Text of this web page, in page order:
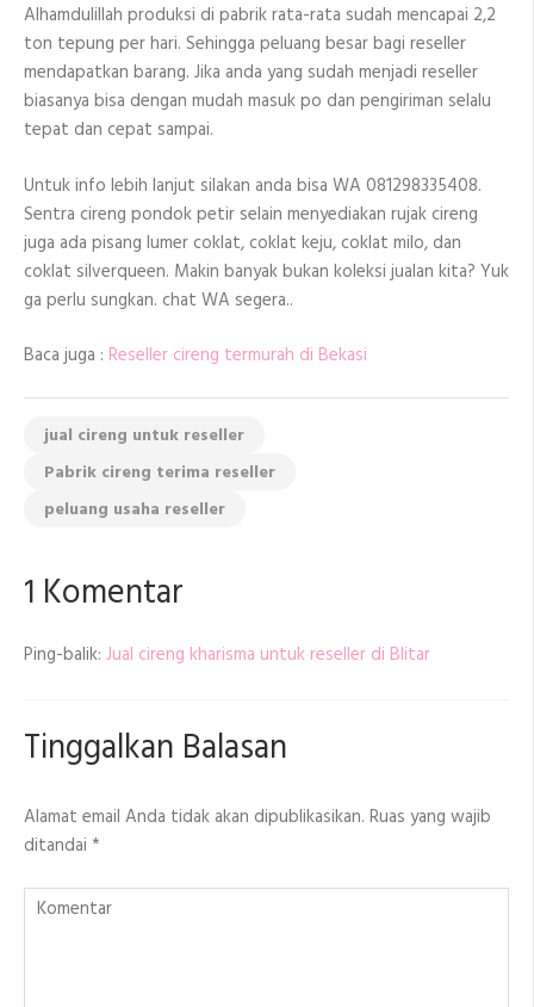
Alhamdulillah produksi di pabrik rata-rata sudah mencapai 2,2
ton tepung per hari. Sehingga peluang besar bagi reseller
mendapatkan barang. Jika anda yang sudah menjadi reseller
biasanya bisa dengan mudah masuk po dan pengiriman selalu
tepat dan cepat sampai.
Untuk info lebih lanjut silakan anda bisa WA 081298335408.
Sentra cireng pondok petir selain menyediakan rujak cireng
juga ada pisang lumer coklat, coklat keju, coklat milo, dan
coklat silverqueen. Makin banyak bukan koleksi jualan kita? Yuk
ga perlu sungkan. chat WA segera..
Baca juga : Reseller cireng termurah di Bekasi
jual cireng untuk reseller
Pabrik cireng terima reseller
peluang usaha reseller
1 Komentar
Ping-balik: Jual cireng kharisma untuk reseller di Blitar
Tinggalkan Balasan
Alamat email Anda tidak akan dipublikasikan. Ruas yang wajib
ditandai *
Komentar